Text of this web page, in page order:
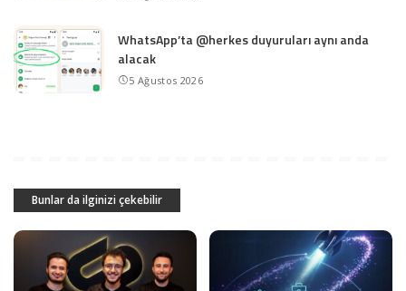
WhatsApp’ta @herkes duyuruları aynı anda
alacak
5 Ağustos 2026
Bunlar da ilginizi çekebilir